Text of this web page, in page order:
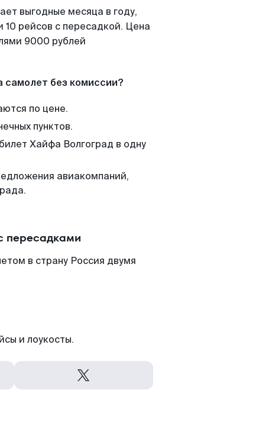
выгодные месяца в году,
рейсов с пересадкой. Цена
9000 рублей
самолет без комиссии?
по цене.
пунктов.
Хайфа Волгоград в одну
авиакомпаний,
пересадками
в страну Россия двумя
и лоукосты.